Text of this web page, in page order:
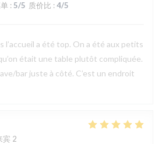
: 5/5 质价比 : 4/5
l’accueil a été top. On a été aux petits
était une table plutôt compliquée.
bar juste à côté. C’est un endroit
宾 2